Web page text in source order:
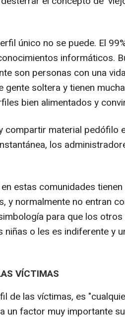
único no se puede. El
informáticos.
son personas con una
gente soltera y tienen
bien alimentados y
compartir material pedófilo
los
estas comunidades
y normalmente no entran
para que los
niñas o les es indiferente y
VÍCTIMAS
de las víctimas, es
un factor muy importante